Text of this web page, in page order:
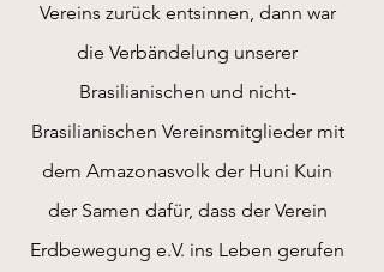
Vereins zurück entsinnen, dann war
die Verbändelung unserer
Brasilianischen und nicht-
Brasilianischen Vereinsmitglieder mit
dem Amazonasvolk der Huni Kuin
der Samen dafür, dass der Verein
Erdbewegung e.V. ins Leben gerufen